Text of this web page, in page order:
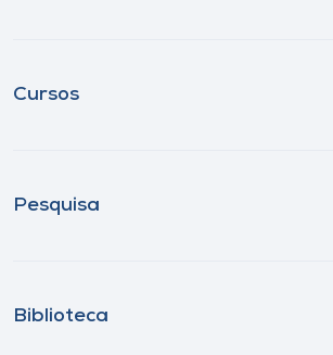
Cursos
Pesquisa
Biblioteca